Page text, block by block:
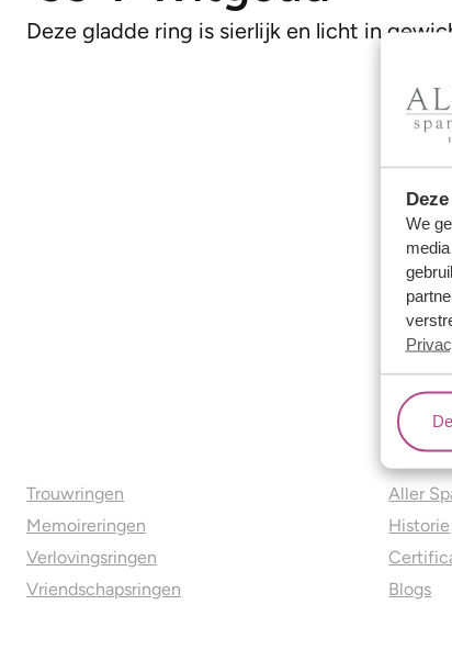
We
Deze gladde ring is sierlijk en licht in
Trouwringen
Memoireringen
Verlovingsringen
Vriendschapsringen
Aller
Historie
Blogs